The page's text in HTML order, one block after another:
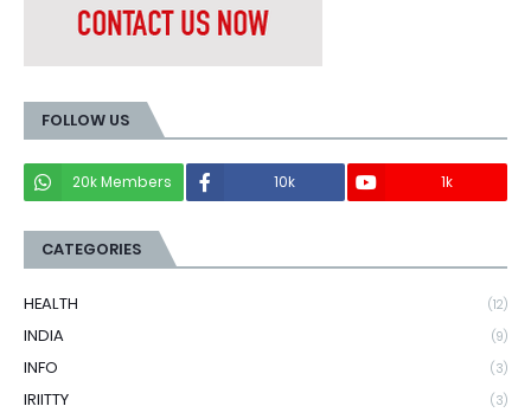
FOLLOW US
20k Members 10k 1k
CATEGORIES
HEALTH (12)
INDIA (9)
INFO (3)
IRIITTY (3)